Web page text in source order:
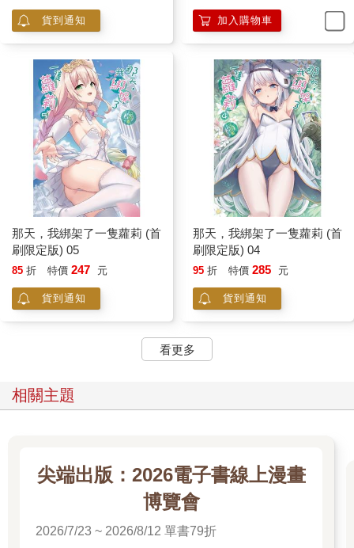
貨到通知 加入購物車
那天，我綁架了一隻蘿莉 (首
刷限定版) 05
85 折 特價 247 元
貨到通知
那天，我綁架了一隻蘿莉 (首
刷限定版) 04
95 折 特價 285 元
貨到通知
看更多
相關主題
尖端出版：2026電子書線上漫畫
博覽會
2026/7/23 ~ 2026/8/12 單書79折